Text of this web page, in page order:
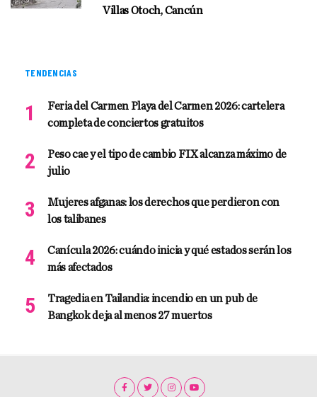
Villas Otoch, Cancún
TENDENCIAS
Feria del Carmen Playa del Carmen 2026: cartelera
completa de conciertos gratuitos
Peso cae y el tipo de cambio FIX alcanza máximo de
julio
Mujeres afganas: los derechos que perdieron con
los talibanes
Canícula 2026: cuándo inicia y qué estados serán los
más afectados
Tragedia en Tailandia: incendio en un pub de
Bangkok deja al menos 27 muertos